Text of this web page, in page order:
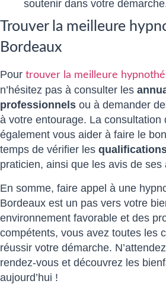
soutenir dans votre
Trouver la meilleure
Bordeaux
Pour trouver la meilleure
n’hésitez pas à consulter les
professionnels ou à demander
à votre entourage. La consultation
également vous aider à faire le
temps de vérifier les
praticien, ainsi que les avis de ses
En somme, faire appel à une
Bordeaux est un pas vers votre
environnement favorable et des
compétents, vous avez toutes les
réussir votre démarche.
rendez-vous et découvrez les
aujourd’hui !